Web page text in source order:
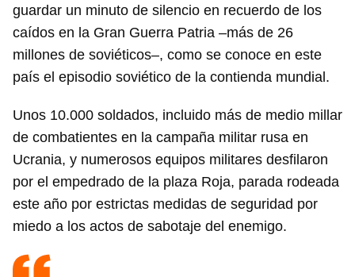
guardar un minuto de silencio en recuerdo de los
caídos en la Gran Guerra Patria –más de 26
millones de soviéticos–, como se conoce en este
país el episodio soviético de la contienda mundial.
Unos 10.000 soldados, incluido más de medio millar
de combatientes en la campaña militar rusa en
Ucrania, y numerosos equipos militares desfilaron
por el empedrado de la plaza Roja, parada rodeada
este año por estrictas medidas de seguridad por
miedo a los actos de sabotaje del enemigo.